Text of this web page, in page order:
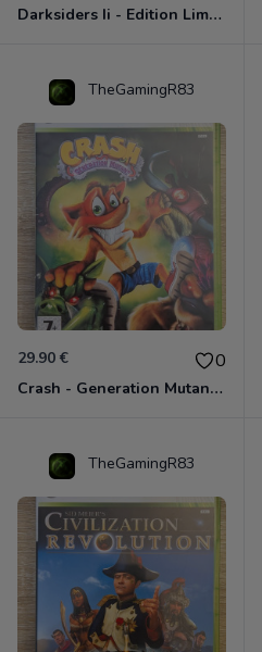
Darksiders Ii - Edition Limitée Xbox 360
TheGamingR83
29.90 € 0
Crash - Generation Mutant Xbox 360
TheGamingR83